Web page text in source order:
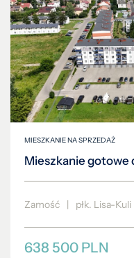
MIESZKANIE NA SPRZEDAŻ
Mieszkanie gotowe
Zamość | płk. Lisa-Kuli
638 500 PLN